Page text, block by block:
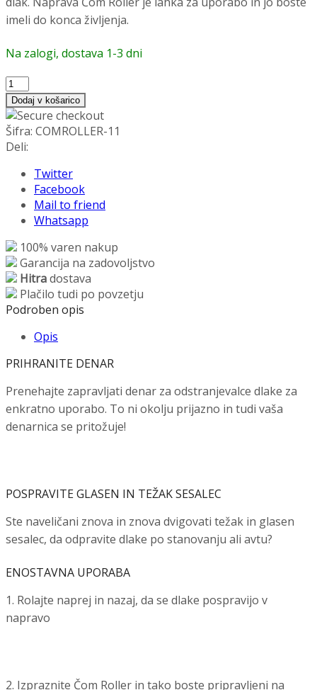
imeli do konca življenja.
Na zalogi, dostava 1-3 dni
Odstranjevalec
dlak
Čom
Roller
količina
Dodaj v košarico
Šifra: COMROLLER-11
Deli:
Twitter
Facebook
Mail to friend
Whatsapp
100% varen nakup
Garancija na zadovoljstvo
Hitradostava
Plačilo tudi po povzetju
Podroben opis
Opis
PRIHRANITE DENAR
Prenehajte zapravljati denar za odstranjevalce dlake za
enkratno uporabo. To ni okolju prijazno in tudi vaša
denarnica se pritožuje!
POSPRAVITE GLASEN IN TEŽAK SESALEC
Ste naveličani znova in znova dvigovati težak in glasen
sesalec, da odpravite dlake po stanovanju ali avtu?
ENOSTAVNA UPORABA
1. Rolajte naprej in nazaj, da se dlake pospravijo v
napravo
2. Izpraznite Čom Roller in tako boste pripravljeni na